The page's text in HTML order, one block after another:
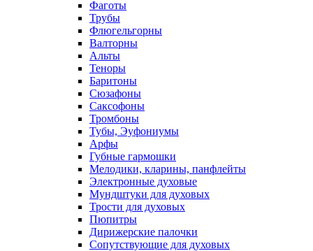
Фаготы
Трубы
Флюгельгорны
Валторны
Альты
Теноры
Баритоны
Сюзафоны
Саксофоны
Тромбоны
Тубы, Эуфониумы
Арфы
Губные гармошки
Мелодики, кларины, панфлейты
Электронные духовые
Мундштуки для духовых
Трости для духовых
Пюпитры
Дирижерские палочки
Сопутствующие для духовых